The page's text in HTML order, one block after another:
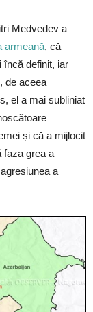
Medvedev a
armeană, că
încă definit, iar
de aceea
el a mai subliniat
și că a mijlocit
faza grea a
a